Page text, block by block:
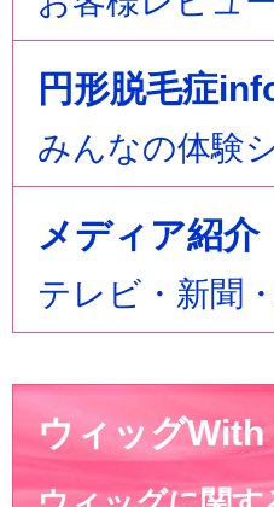
円形脱毛症
みんなの体験
メディア紹介
テレビ・新聞
ウィッグ